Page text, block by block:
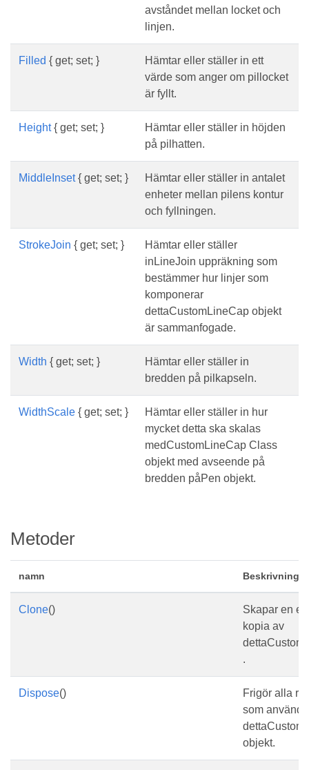
avståndet mellan locket och
linjen.
Filled { get; set; }
Hämtar eller ställer in ett
värde som anger om pillocket
är fyllt.
Height{ get; set; }
Hämtar eller ställer in höjden
på pilhatten.
MiddleInset{ get; set; }
Hämtar eller ställer in antalet
enheter mellan pilens kontur
och fyllningen.
StrokeJoin { get; set; }
Hämtar eller ställer
inLineJoin uppräkning som
bestämmer hur linjer som
komponerar
dettaCustomLineCap objekt
är sammanfogade.
Width { get; set; }
Hämtar eller ställer in
bredden på pilkapseln.
WidthScale { get; set; }
Hämtar eller ställer in hur
mycket detta ska skalas
medCustomLineCap Class
objekt med avseende på
bredden påPen objekt.
Metoder
namn Beskrivning
Clone()
Skapar en
kopia av
.
Dispose()
Frigör alla
som
objekt.